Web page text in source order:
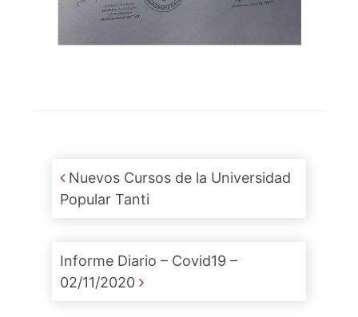
Post navigation
Nuevos Cursos de la Universidad
Popular Tanti
Informe Diario – Covid19 –
02/11/2020